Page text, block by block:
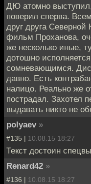
ДЮ атомно
поверил сперва.
друг друга Северной
фильм Проханова,
же несколько иные,
дотошно
сомневающимся.
давно. Есть
налицо. Реально же
пострадал. Захотел
выдавать никто не
polyaev »
#135 | 10.08.15 18:27
Текст достоин
Renard42 »
#136 | 10.08.15 18:27